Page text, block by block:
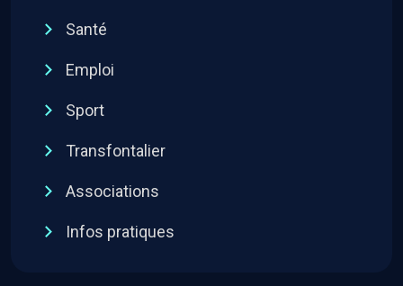
Santé
Emploi
Sport
Transfontalier
Associations
Infos pratiques